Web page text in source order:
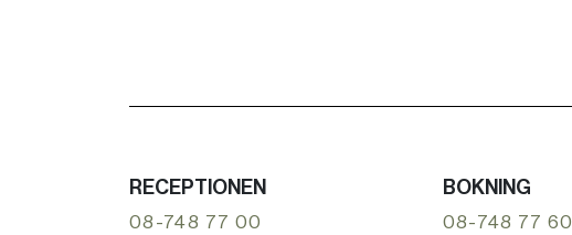
RECEPTIONEN
08-748 77 00
BOKNING
08-748 77 60